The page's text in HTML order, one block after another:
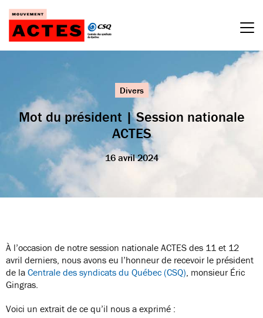
Passer
contenu
Divers
Mot du président | Session nationale
ACTES
16 avril 2024
À l’occasion de notre session nationale ACTES des 11 et 12
avril derniers, nous avons eu l’honneur de recevoir le président
de la Centrale des syndicats du Québec (CSQ) , monsieur Éric
Gingras.
Voici un extrait de ce qu’il nous a exprimé :